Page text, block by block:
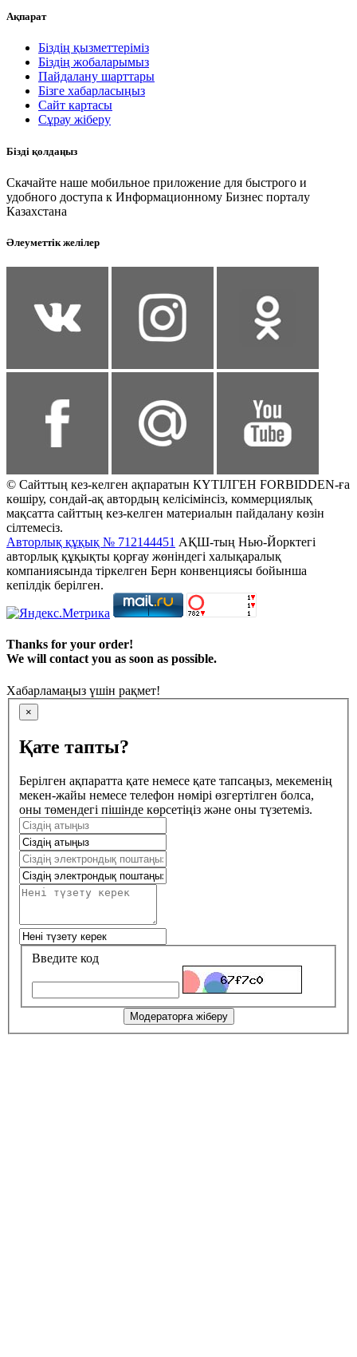
Ақпарат
Біздің қызметтеріміз
Біздің жобаларымыз
Пайдалану шарттары
Бізге хабарласыңыз
Сайт картасы
Сұрау жіберу
Бізді қолдаңыз
Скачайте наше мобильное приложение для быстрого и
удобного доступа к Информационному Бизнес порталу
Казахстана
Әлеуметтік желілер
© Сайттың кез-келген ақпаратын КҮТІЛГЕН FORBIDDEN-ға
көшіру, сондай-ақ автордың келісімінсіз, коммерциялық
мақсатта сайттың кез-келген материалын пайдалану көзін
сілтемесіз.
Авторлық құқық № 712144451 АҚШ-тың Нью-Йорктегі
авторлық құқықты қорғау жөніндегі халықаралық
компаниясында тіркелген Берн конвенциясы бойынша
кепілдік берілген.
Thanks for your order!
We will contact you as soon as possible.
Хабарламаңыз үшін рақмет!
×
Қате тапты?
Берілген ақпаратта қате немесе қате тапсаңыз, мекеменің
мекен-жайы немесе телефон нөмірі өзгертілген болса,
оны төмендегі пішінде көрсетіңіз және оны түзетеміз.
Введите код
Модераторға жіберу